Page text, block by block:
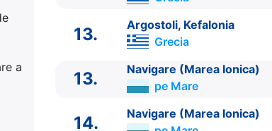
a
13. Argostoli, Kefalonia
Grecia
13. Navigare (Marea Ionica)
pe Mare
14. Navigare (Marea Ionica)